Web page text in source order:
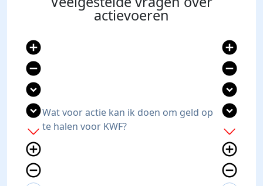
actievoeren
add_circle
remove_circle
expand_circle_down
expand_circle_down
add
add_circle_outline
remove_circle_outline
Wat voor actie kan ik doen om geld op
te halen voor KWF?
add_circle
remove_circle
expand_circle_down
expand_circle_down
add
add_circle_outline
remove_circle_outline